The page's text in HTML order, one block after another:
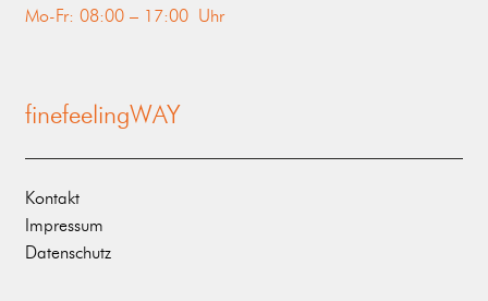
Mo-Fr: 08:00 – 17:00 Uhr
finefeelingWAY
Kontakt
Impressum
Datenschutz